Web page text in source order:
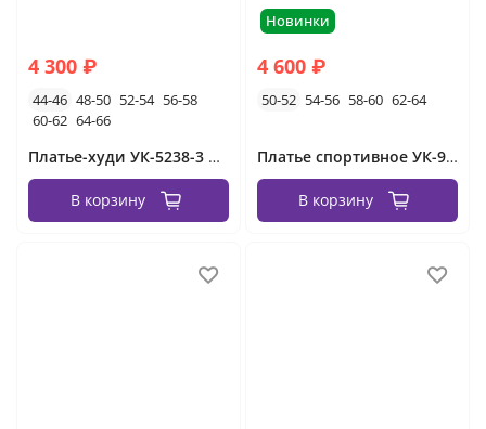
4 300 ₽
44-46 48-50 52-54 56-58
60-62 64-66
Платье-худи УК-5238-3 Фабрика Моды
В корзину
Новинки
4 600 ₽
50-52 54-56 58-60 62-64
Платье спортивное УК-986-1 Фабрика Моды
В корзину